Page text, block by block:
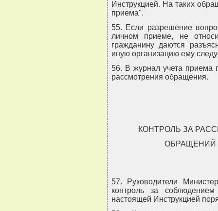
Инструкцией. На таких
приема".
55. Если разрешение
личном приеме, не
гражданину даются
иную организацию ему
56. В журнал учета приема
рассмотрения обращения.
КОНТРОЛЬ ЗА
ОБРАЩЕНИЙ
57. Руководители
контроль за соблюдением
настоящей Инструкцией